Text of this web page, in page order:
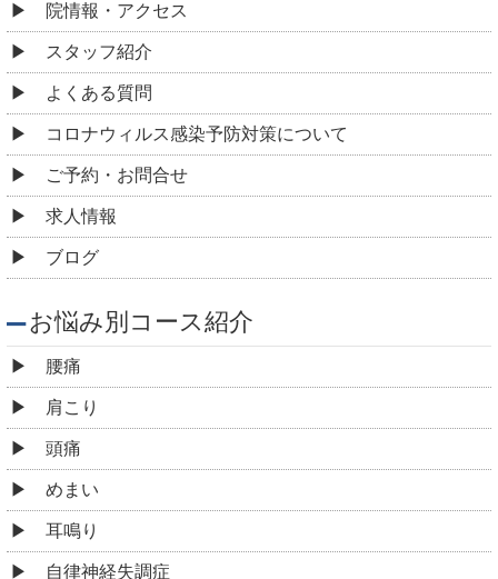
院情報・アクセス
スタッフ紹介
よくある質問
コロナウィルス感染予防対策について
ご予約・お問合せ
求人情報
ブログ
お悩み別コース紹介
腰痛
肩こり
頭痛
めまい
耳鳴り
自律神経失調症